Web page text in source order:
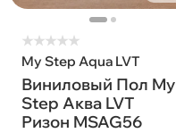
★★★★★
My Step Aqua LVT
Виниловый Пол My
Step Аква LVT
Ризон MSAG56